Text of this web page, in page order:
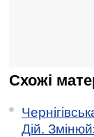
Схожі
Дій.